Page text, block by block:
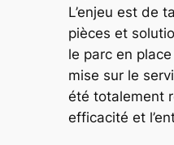
L’enjeu est de
pièces et
le parc en
mise sur le
été totalement
efficacité et